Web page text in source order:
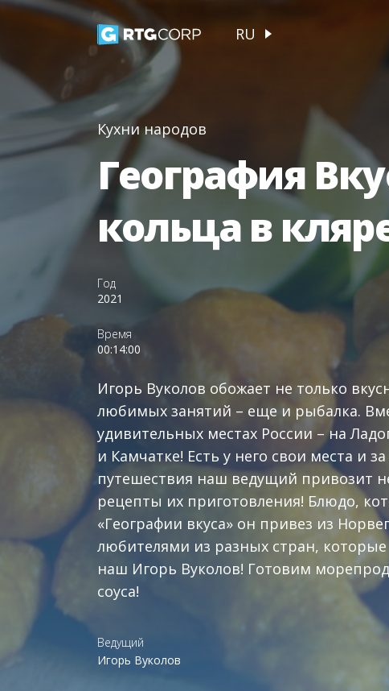
RU
Кухни народов
География
кольца в
Год
2021
Время
00:14:00
Игорь Вуколов обожает не только
любимых занятий – еще и рыбалка.
удивительных местах России – на
и Камчатке! Есть у него свои места и
путешествия наш ведущий привозит
рецепты их приготовления! Блюдо,
«Географии вкуса» он привез из
любителями из разных стран,
наш Игорь Вуколов! Готовим
соуса!
Ведущий
Игорь Вуколов